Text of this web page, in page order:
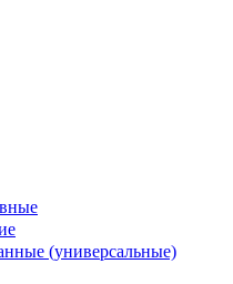
(универсальные)